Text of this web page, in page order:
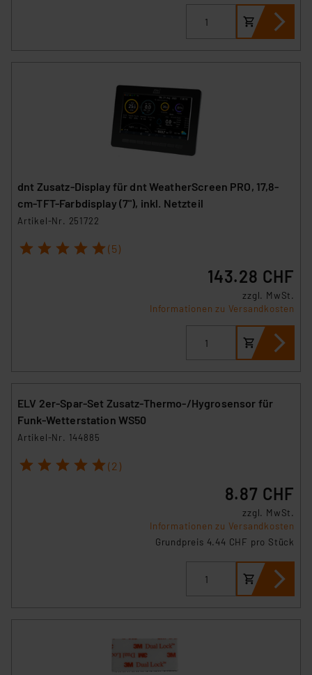
dnt Zusatz-Display für dnt WeatherScreen PRO, 17,8-
cm-TFT-Farbdisplay (7"), inkl. Netzteil
Artikel-Nr. 251722
1 2 3 4 5 (5)
143.28 CHF
zzgl. MwSt.
Informationen zu Versandkosten
ELV 2er-Spar-Set Zusatz-Thermo-/Hygrosensor für
Funk-Wetterstation WS50
Artikel-Nr. 144885
1 2 3 4 5 (2)
8.87 CHF
zzgl. MwSt.
Informationen zu Versandkosten
Grundpreis 4.44 CHF pro Stück